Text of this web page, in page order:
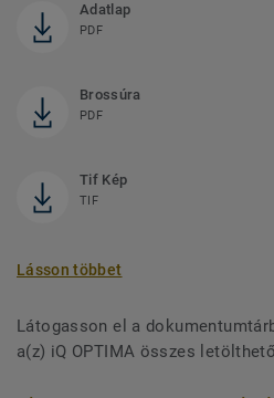
Adatlap
PDF
Brossúra
PDF
Tif Kép
TIF
Lásson többet
Látogasson el a
a(z) iQ OPTIMA összes